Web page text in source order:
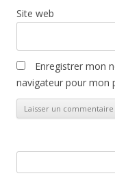
Site web
Enregistrer mon
navigateur pour mon